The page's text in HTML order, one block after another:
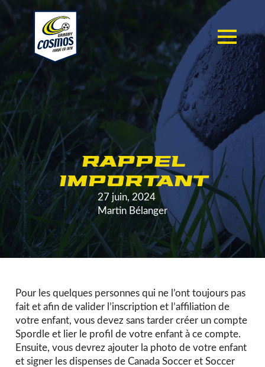
RAPPEL
IMPORTANT
27 juin, 2024
Martin Bélanger
Pour les quelques personnes qui ne l’ont toujours pas
fait et afin de valider l’inscription et l’affiliation de
votre enfant, vous devez sans tarder créer un compte
Spordle et lier le profil de votre enfant à ce compte.
Ensuite, vous devrez ajouter la photo de votre enfant
et signer les dispenses de Canada Soccer et Soccer